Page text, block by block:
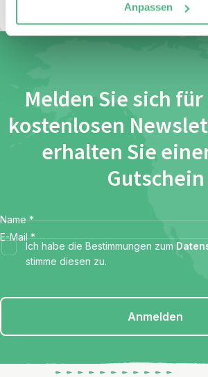
Anpassen
There was an error loading your form
Melden Sie sich
kostenlosen
erhalten Sie
Gutschein
Name *
E-Mail *
Ich habe die Bestimmungen zum
stimme diesen zu.
Anmelden